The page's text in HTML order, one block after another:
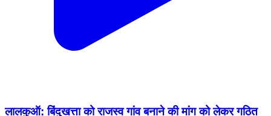
लालकुऑ: बिंदुखत्ता को राजस्व गांव बनाने की मांग को लेकर गठित